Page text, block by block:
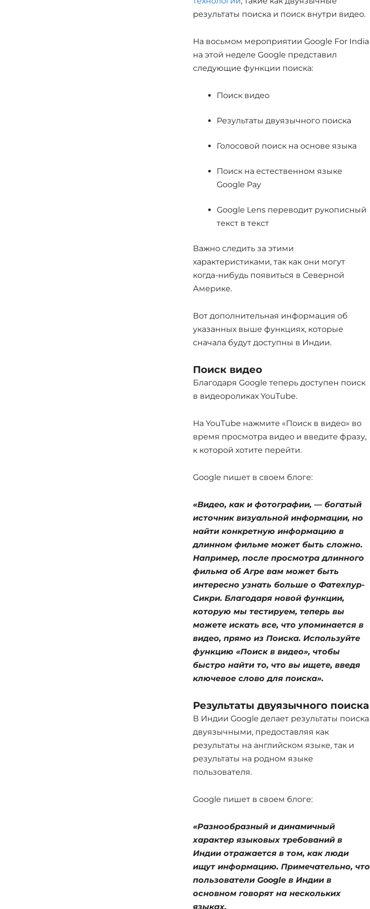
результаты поиска и поиск внутри видео.
На восьмом мероприятии Google For India
на этой неделе Google представил
следующие функции поиска:
Поиск видео
Результаты двуязычного поиска
Голосовой поиск на основе языка
Поиск на естественном языке
Google Pay
Google Lens переводит рукописный
текст в текст
Важно следить за этими
характеристиками, так как они могут
когда-нибудь появиться в Северной
Америке.
Вот дополнительная информация об
указанных выше функциях, которые
сначала будут доступны в Индии.
Поиск видео
Благодаря Google теперь доступен поиск
в видеороликах YouTube.
На YouTube нажмите «Поиск в видео» во
время просмотра видео и введите фразу,
к которой хотите перейти.
Google пишет в своем блоге:
«Видео, как и фотографии, — богатый
источник визуальной информации, но
найти конкретную информацию в
длинном фильме может быть сложно.
Например, после просмотра длинного
фильма об Агре вам может быть
интересно узнать больше о Фатехпур-
Сикри. Благодаря новой функции,
которую мы тестируем, теперь вы
можете искать все, что упоминается в
видео, прямо из Поиска. Используйте
функцию «Поиск в видео», чтобы
быстро найти то, что вы ищете, введя
ключевое слово для поиска».
Результаты двуязычного поиска
В Индии Google делает результаты поиска
двуязычными, предоставляя как
результаты на английском языке, так и
результаты на родном языке
пользователя.
Google пишет в своем блоге:
«Разнообразный и динамичный
характер языковых требований в
Индии отражается в том, как люди
ищут информацию. Примечательно, что
пользователи Google в Индии в
основном говорят на нескольких
языках.